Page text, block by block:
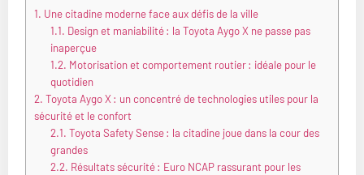
1. Une citadine moderne face aux défis de la ville
1.1. Design et maniabilité : la Toyota Aygo X ne passe pas
inaperçue
1.2. Motorisation et comportement routier : idéale pour le
quotidien
2. Toyota Aygo X : un concentré de technologies utiles pour la
sécurité et le confort
2.1. Toyota Safety Sense : la citadine joue dans la cour des
grandes
2.2. Résultats sécurité : Euro NCAP rassurant pour les